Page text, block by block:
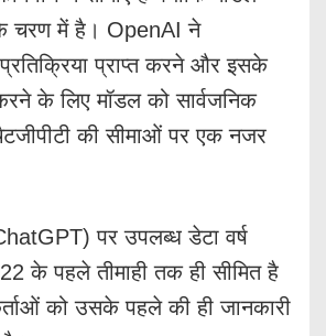
के चरण में है। OpenAI ने
प्राप्त करने और इसके
के लिए मॉडल को सार्वजनिक
की सीमाओं पर एक नजर
पर उपलब्ध डेटा वर्ष
के पहले तीमाही तक ही सीमित है
को उसके पहले की ही जानकारी